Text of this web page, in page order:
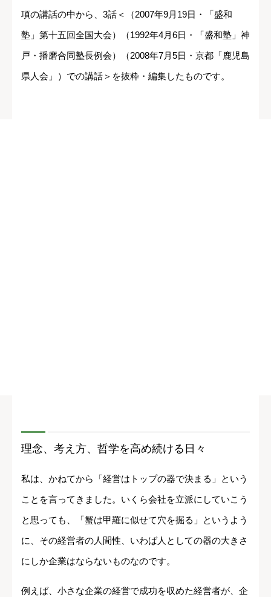
項の講話の中から、3話＜（2007年9月19日・「盛和
塾」第十五回全国大会）（1992年4月6日・「盛和塾」神
戸・播磨合同塾長例会）（2008年7月5日・京都「鹿児島
県人会」）での講話＞を抜粋・編集したものです。
理念、考え方、哲学を高め続ける日々
私は、かねてから「経営はトップの器で決まる」という
ことを言ってきました。いくら会社を立派にしていこう
と思っても、「蟹は甲羅に似せて穴を掘る」というよう
に、その経営者の人間性、いわば人としての器の大きさ
にしか企業はならないものなのです。
例えば、小さな企業の経営で成功を収めた経営者が、企